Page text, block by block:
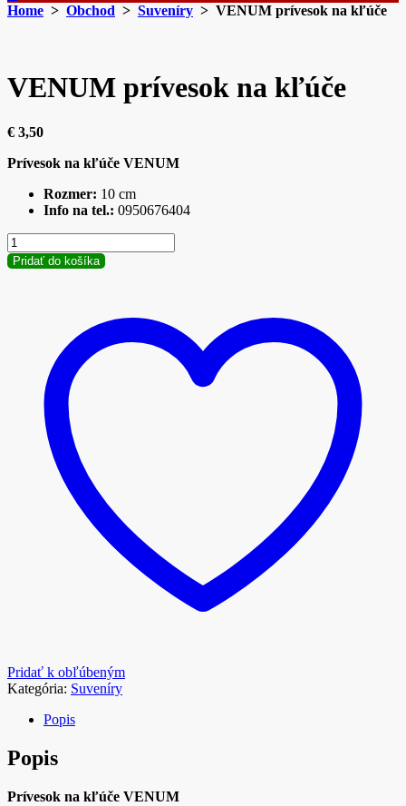
Home > Obchod > Suveníry > VENUM prívesok na kľúče
VENUM prívesok na kľúče
€ 3,50
Prívesok na kľúče VENUM
Rozmer: 10 cm
Info na tel.: 0950676404
množstvo
VENUM
prívesok
Pridať do košíka
Pridať k obľúbeným
Kategória: Suveníry
Popis
Popis
Prívesok na kľúče VENUM